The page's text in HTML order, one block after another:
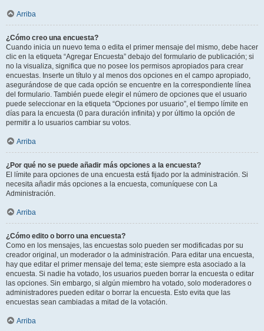
Arriba
¿Cómo creo una encuesta?
Cuando inicia un nuevo tema o edita el primer mensaje del mismo, debe hacer
clic en la etiqueta “Agregar Encuesta” debajo del formulario de publicación; si
no la visualiza, significa que no posee los permisos apropiados para crear
encuestas. Inserte un título y al menos dos opciones en el campo apropiado,
asegurándose de que cada opción se encuentre en la correspondiente línea
del formulario. También puede elegir el número de opciones que el usuario
puede seleccionar en la etiqueta “Opciones por usuario”, el tiempo límite en
días para la encuesta (0 para duración infinita) y por último la opción de
permitir a lo usuarios cambiar su votos.
Arriba
¿Por qué no se puede añadir más opciones a la encuesta?
El límite para opciones de una encuesta está fijado por la administración. Si
necesita añadir más opciones a la encuesta, comuníquese con La
Administración.
Arriba
¿Cómo edito o borro una encuesta?
Como en los mensajes, las encuestas solo pueden ser modificadas por su
creador original, un moderador o la administración. Para editar una encuesta,
hay que editar el primer mensaje del tema; este siempre esta asociado a la
encuesta. Si nadie ha votado, los usuarios pueden borrar la encuesta o editar
las opciones. Sin embargo, si algún miembro ha votado, solo moderadores o
administradores pueden editar o borrar la encuesta. Esto evita que las
encuestas sean cambiadas a mitad de la votación.
Arriba